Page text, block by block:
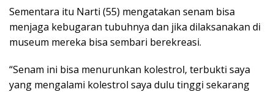
Sementara itu Narti (55) mengatakan senam bisa
menjaga kebugaran tubuhnya dan jika dilaksanakan di
museum mereka bisa sembari berekreasi.
“Senam ini bisa menurunkan kolestrol, terbukti saya
yang mengalami kolestrol saya dulu tinggi sekarang